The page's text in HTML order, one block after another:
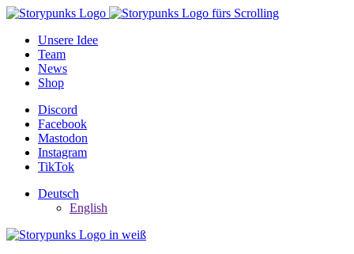
Unsere Idee
Team
News
Shop
Discord
Facebook
Mastodon
Instagram
TikTok
Deutsch
English